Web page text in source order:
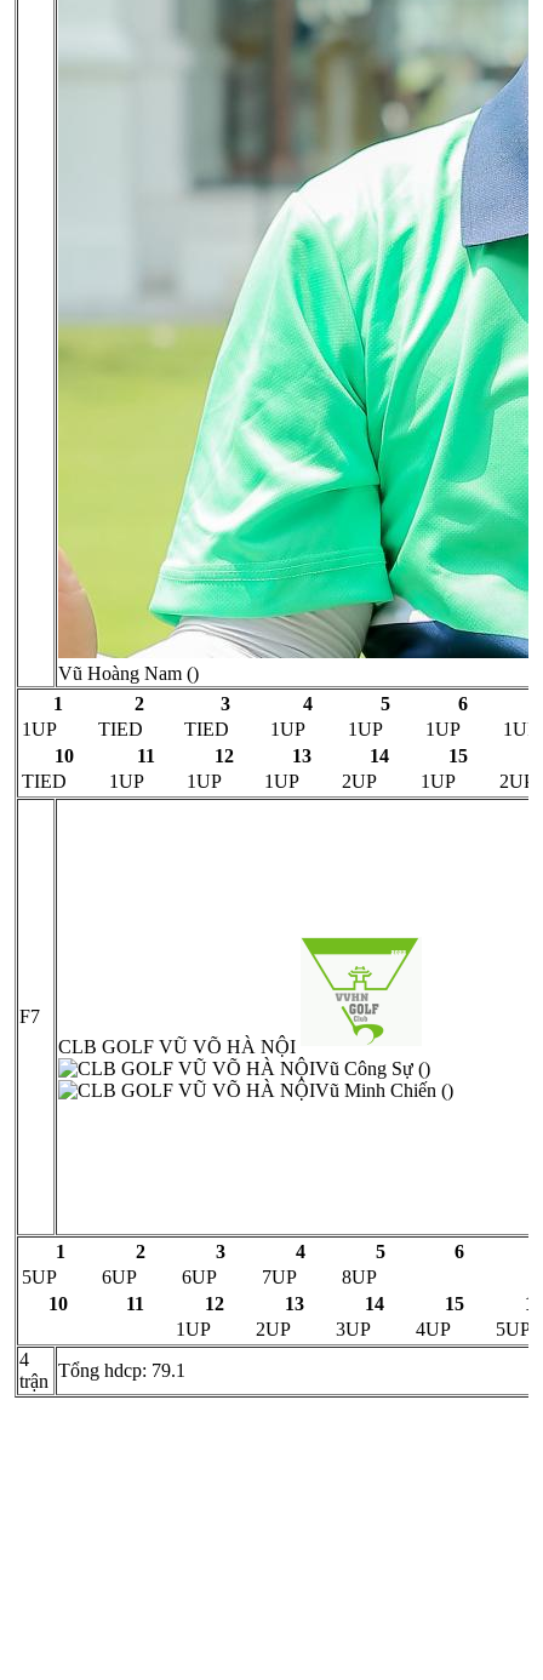
Vũ Hoàng Nam ()
1
2 3 4 5 6
1UP
TIED TIED 1UP 1UP 1UP
1UP
10
11 12 13 14 15
TIED
1UP 1UP 1UP 2UP 1UP 2UP
F7
CLB GOLF VŨ VÕ HÀ NỘI
Vũ Công Sự ()
Vũ Minh Chiến ()
1 2 3 4 5 6
5UP
6UP 6UP 7UP
8UP
10
11 12 13 14 15
16
1UP
2UP 3UP 4UP
5UP
4
trận
Tổng hdcp: 79.1